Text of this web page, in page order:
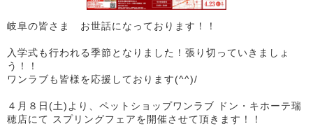
岐阜の皆さま お世話になっております！！
入学式も行われる季節となりました！張り切っていきましょ
う！！
ワンラブも皆様を応援しております(^^)/
４月８日(土)より、ペットショップワンラブ ドン・キホーテ瑞
穂店にて スプリングフェアを開催させて頂きます！！